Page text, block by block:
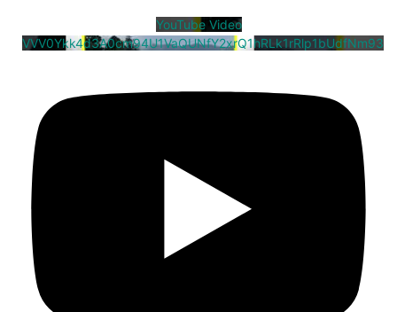
YouTube Video
VVV0Ykk4d3A0cm94U1VaQUNfY2xrQ1hRLk1rRlp1bUdfNm93